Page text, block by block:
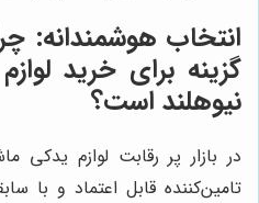
انتخاب هوشمندانه:
گزینه برای خرید
نیوهلند است؟
در بازار پر رقابت لوازم یدکی
تامین‌کننده قابل اعتماد و با